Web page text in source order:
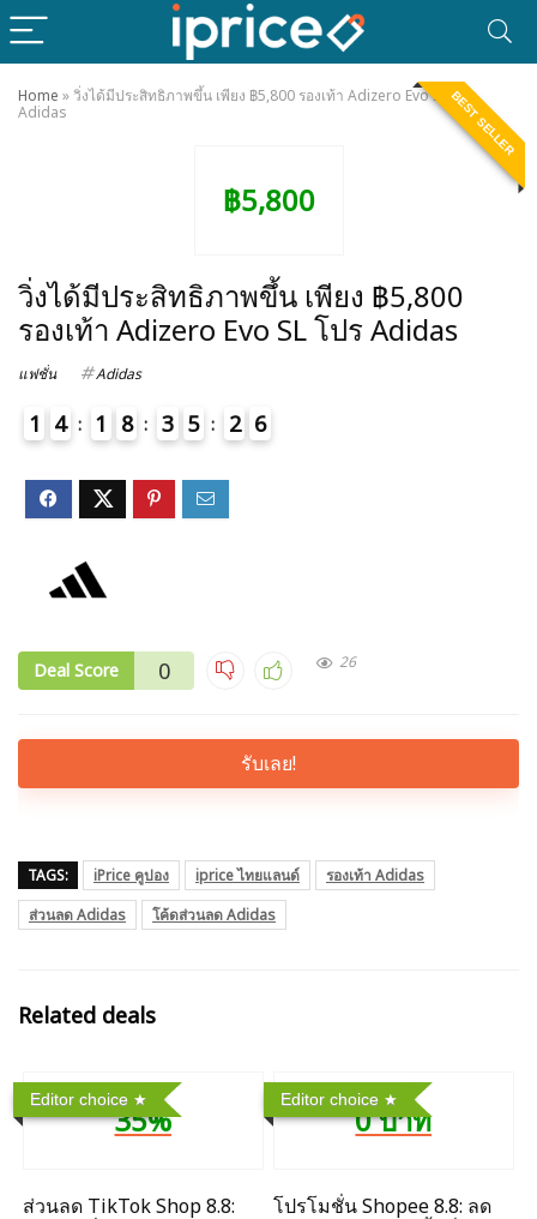
Home »วิ่งได้มีประสิทธิภาพขึ้น เพียง ฿5,800 รองเท้า Adizero Evo SL โปร
Adidas
BEST SELLER
฿5,800
วิ่งได้มีประสิทธิภาพขึ้น เพียง ฿5,800
รองเท้า Adizero Evo SL โปร Adidas
แฟชั่น Adidas
1 4 1 8 3 5 2 6
Deal Score 0 26
รับเลย!
TAGS: iPrice คูปอง iprice ไทยแลนด์
รองเท้า Adidas
ส่วนลด Adidas
โค้ดส่วนลด Adidas
Related deals
Editor choice
35%
ส่วนลด TikTok Shop 8.8:
Editor choice
0 บาท
โปรโมชั่น Shopee 8.8: ลด